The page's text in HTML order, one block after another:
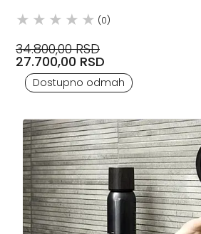
(0)
34.800,00 RSD
27.700,00 RSD
Dostupno odmah